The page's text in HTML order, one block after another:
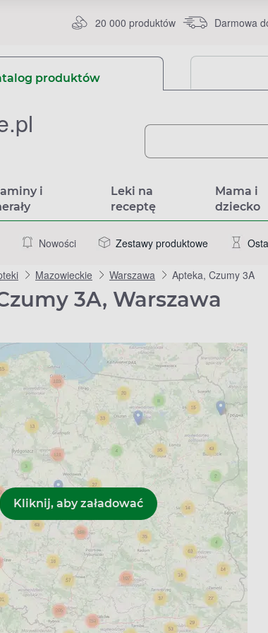
20 000 produktów Darmowa
produktów
i
Leki na
receptę
Mama i
dziecko
Nowości Zestawy produktowe
Mazowieckie Warszawa Apteka, Czumy 3A
3A, Warszawa